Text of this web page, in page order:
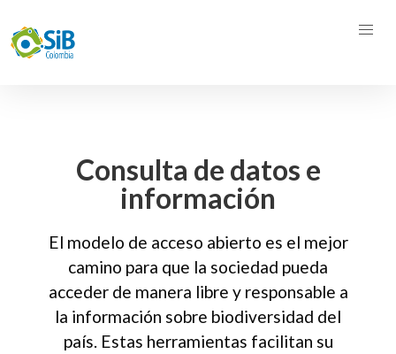
Consulta de datos e
información
El modelo de acceso abierto es el mejor
camino para que la sociedad pueda
acceder de manera libre y responsable a
la información sobre biodiversidad del
país. Estas herramientas facilitan su